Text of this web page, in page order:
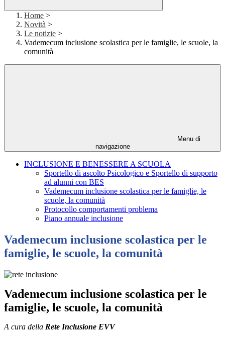
Home >
Novità >
Le notizie >
Vademecum inclusione scolastica per le famiglie, le scuole, la
comunità
Menu di
navigazione
INCLUSIONE E BENESSERE A SCUOLA
Sportello di ascolto Psicologico e Sportello di supporto
ad alunni con BES
Vademecum inclusione scolastica per le famiglie, le
scuole, la comunità
Protocollo comportamenti problema
Piano annuale inclusione
Vademecum inclusione scolastica per le
famiglie, le scuole, la comunità
Vademecum inclusione scolastica per le
famiglie, le scuole, la comunità
A cura della Rete Inclusione EVV